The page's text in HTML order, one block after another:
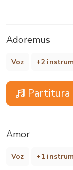
Adoremus
Voz +2
Partitura
Amor
Voz +1